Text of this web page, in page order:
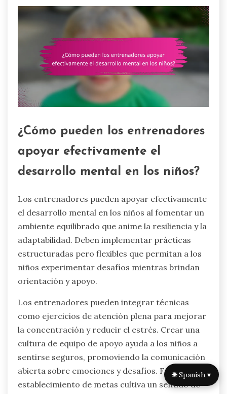
¿Cómo pueden los entrenadores
apoyar efectivamente el
desarrollo mental en los niños?
Los entrenadores pueden apoyar efectivamente
el desarrollo mental en los niños al fomentar un
ambiente equilibrado que anime la resiliencia y la
adaptabilidad. Deben implementar prácticas
estructuradas pero flexibles que permitan a los
niños experimentar desafíos mientras brindan
orientación y apoyo.
Los entrenadores pueden integrar técnicas
como ejercicios de atención plena para mejorar
la concentración y reducir el estrés. Crear una
cultura de equipo de apoyo ayuda a los niños a
sentirse seguros, promoviendo la comunicación
abierta sobre emociones y desafíos. Fomentar el
establecimiento de metas cultiva un sentido de
🌐 Spanish ▾